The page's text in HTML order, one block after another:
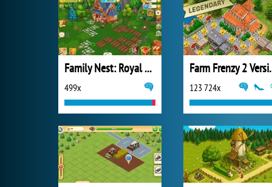
Family Nest: Royal Society
499x
Farm
123 724x